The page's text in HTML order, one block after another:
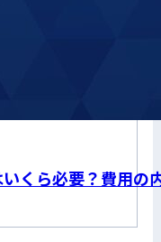
くら必要？費用の